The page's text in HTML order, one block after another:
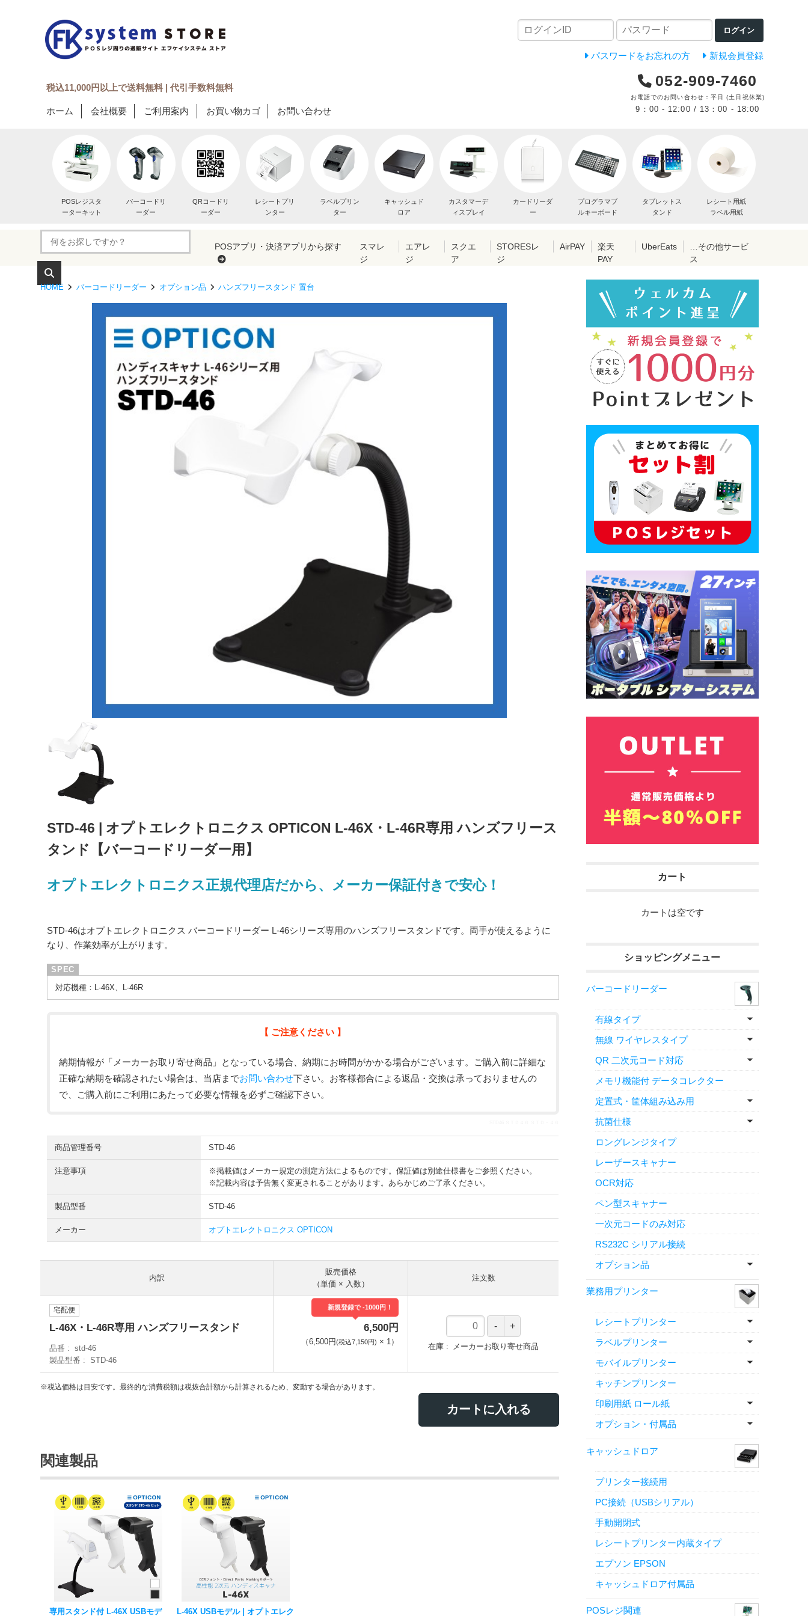
ログイン
パスワードをお忘れの方 新規会員登録
税込11,000円以上で送料無料 | 代引手数料無料
ホーム 会社概要 ご利用案内 お買い物カゴ お問い合わせ
052-909-7460
お電話でのお問い合わせ：平日 (土日祝休業)
9：00 - 12:00 / 13：00 - 18:00
POSレジスタ
ーターキット
バーコードリ
ーダー
QRコードリ
ーダー
レシートプリ
ンター
ラベルプリン
ター
キャッシュド
ロア
カスタマーデ
ィスプレイ
カードリーダ
ー
プログラマブ
ルキーボード
タブレットス
タンド
レシート用紙
ラベル用紙
POSアプリ・決済アプリから探す
スマレ
ジ
エアレ
ジ
スクエ
ア
STORESレ
ジ
AirPAY
楽天
PAY
UberEats
…その他サービ
ス
HOME バーコードリーダー オプション品 ハンズフリースタンド 置台
STD-46 | オプトエレクトロニクス OPTICON L-46X・L-46R専用 ハンズフリース
タンド【バーコードリーダー用】
オプトエレクトロニクス正規代理店だから、メーカー保証付きで安心！
STD-46はオプトエレクトロニクス バーコードリーダー L-46シリーズ専用のハンズフリースタンドです。両手が使えるように
なり、作業効率が上がります。
対応機種：L-46X、L-46R
【 ご注意ください 】
納期情報が「メーカーお取り寄せ商品」となっている場合、納期にお時間がかかる場合がございます。ご購入前に詳細な
正確な納期を確認されたい場合は、当店までお問い合わせ下さい。お客様都合による返品・交換は承っておりませんの
で、ご購入前にご利用にあたって必要な情報を必ずご確認下さい。
商品管理番号 STD-46
注意事項
※掲載値はメーカー規定の測定方法によるものです。保証値は別途仕様書をご参照ください。
※記載内容は予告無く変更されることがあります。あらかじめご了承ください。
製品型番 STD-46
メーカー オプトエレクトロニクス OPTICON
内訳
販売価格
（単価 × 入数）
注文数
宅配便
L-46X・L-46R専用 ハンズフリースタンド
品番
std-46
製品型番
STD-46
新規登録で -1000円！
6,500円
（6,500円(税込7,150円) × 1 ）
在庫 メーカーお取り寄せ商品
※税込価格は目安です。最終的な消費税額は税抜合計額から計算されるため、変動する場合があります。
カートに入れる
関連製品
専用スタンド付 L-46X USBモデ
L-46X USBモデル | オプトエレク
カート
カートは空です
ショッピングメニュー
バーコードリーダー
有線タイプ
無線 ワイヤレスタイプ
QR 二次元コード対応
メモリ機能付 データコレクター
定置式・筐体組み込み用
抗菌仕様
ロングレンジタイプ
レーザースキャナー
OCR対応
ペン型スキャナー
一次元コードのみ対応
RS232C シリアル接続
オプション品
業務用プリンター
レシートプリンター
ラベルプリンター
モバイルプリンター
キッチンプリンター
印刷用紙 ロール紙
オプション・付属品
キャッシュドロア
プリンター接続用
PC接続（USBシリアル）
手動開閉式
レシートプリンター内蔵タイプ
エプソン EPSON
キャッシュドロア付属品
POSレジ関連